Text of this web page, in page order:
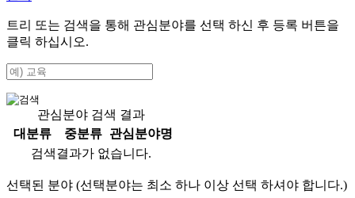
트리 또는 검색을 통해 관심분야를 선택 하신 후 등록 버튼을
클릭 하십시오.
관심분야 검색 결과
대분류
중분류
관심분야명
검색결과가 없습니다.
선택된 분야 (선택분야는 최소 하나 이상 선택 하셔야 합니다.)